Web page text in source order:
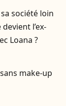
société loin
l’ex-
Loana ?
make-up